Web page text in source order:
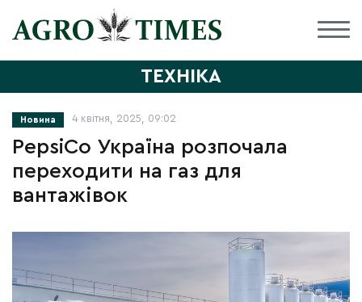
ТЕХНІКА
Новина 4 квітня, 2025, 09:02
PepsiCo Україна розпочала
переходити на газ для
вантажівок